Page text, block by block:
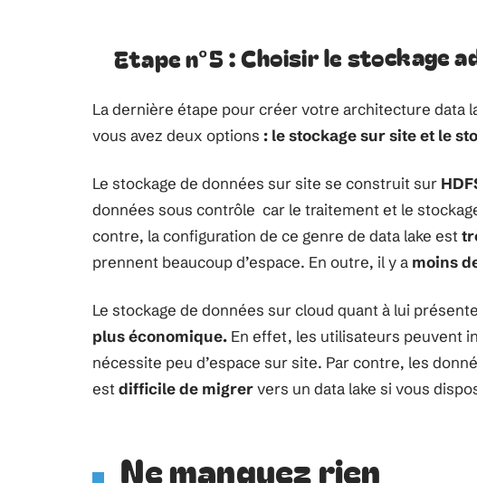
Etape n°5 : Choisir le stockage
La dernière étape pour créer votre architecture data
vous avez deux options : le stockage sur site et le
Le stockage de données sur site se construit sur
données sous contrôle car le traitement et le
contre, la configuration de ce genre de data lake est
prennent beaucoup d’espace. En outre, il y a moins
Le stockage de données sur cloud quant à lui présente
plus économique. En effet, les utilisateurs peuvent
nécessite peu d’espace sur site. Par contre, les
est difficile de migrervers un data lake si vous
Ne manquez rien